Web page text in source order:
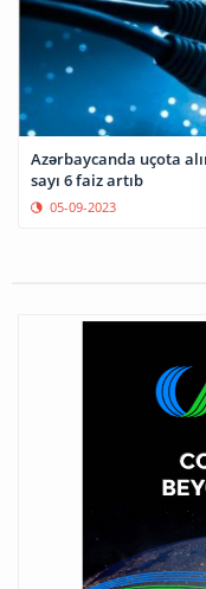
Azərbaycanda uçota
sayı 6 faiz artıb
05-09-2023